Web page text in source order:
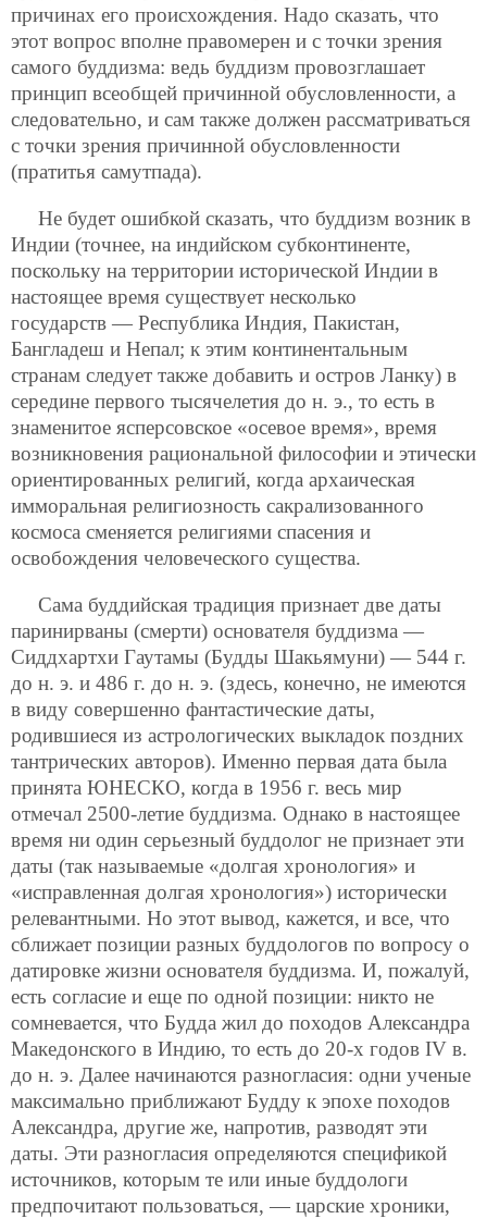
причинах его происхождения. Надо сказать, что
этот вопрос вполне правомерен и с точки зрения
самого буддизма: ведь буддизм провозглашает
принцип всеобщей причинной обусловленности, а
следовательно, и сам также должен рассматриваться
с точки зрения причинной обусловленности
(пратитья самутпада).
Не будет ошибкой сказать, что буддизм возник в
Индии (точнее, на индийском субконтиненте,
поскольку на территории исторической Индии в
настоящее время существует несколько
государств — Республика Индия, Пакистан,
Бангладеш и Непал; к этим континентальным
странам следует также добавить и остров Ланку) в
середине первого тысячелетия до н. э., то есть в
знаменитое ясперсовское «осевое время», время
возникновения рациональной философии и этически
ориентированных религий, когда архаическая
имморальная религиозность сакрализованного
космоса сменяется религиями спасения и
освобождения человеческого существа.
Сама буддийская традиция признает две даты
паринирваны (смерти) основателя буддизма —
Сиддхартхи Гаутамы (Будды Шакьямуни) — 544 г.
до н. э. и 486 г. до н. э. (здесь, конечно, не имеются
в виду совершенно фантастические даты,
родившиеся из астрологических выкладок поздних
тантрических авторов). Именно первая дата была
принята ЮНЕСКО, когда в 1956 г. весь мир
отмечал 2500-летие буддизма. Однако в настоящее
время ни один серьезный буддолог не признает эти
даты (так называемые «долгая хронология» и
«исправленная долгая хронология») исторически
релевантными. Но этот вывод, кажется, и все, что
сближает позиции разных буддологов по вопросу о
датировке жизни основателя буддизма. И, пожалуй,
есть согласие и еще по одной позиции: никто не
сомневается, что Будда жил до походов Александра
Македонского в Индию, то есть до 20-х годов IV в.
до н. э. Далее начинаются разногласия: одни ученые
максимально приближают Будду к эпохе походов
Александра, другие же, напротив, разводят эти
даты. Эти разногласия определяются спецификой
источников, которым те или иные буддологи
предпочитают пользоваться, — царские хроники,